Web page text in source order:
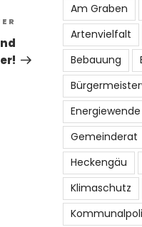
Nächster
Beitrag
Am Graben
Artenvielfalt
Bebauung
Energiewende
Gemeinderat
Heckengäu
Klimaschutz